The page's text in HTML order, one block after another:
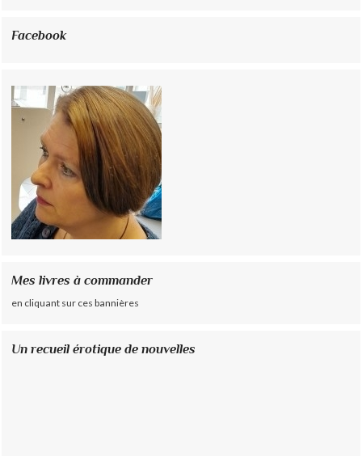
Facebook
Mes livres à commander
en cliquant sur ces bannières
Un recueil érotique de nouvelles